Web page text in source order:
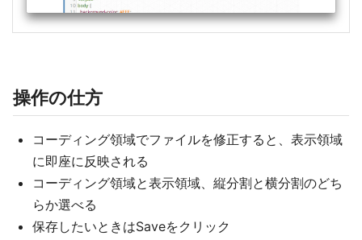
操作の仕方
コーディング領域でファイルを修正すると、表示領域
に即座に反映される
コーディング領域と表示領域、縦分割と横分割のどち
らか選べる
保存したいときはSaveをクリック